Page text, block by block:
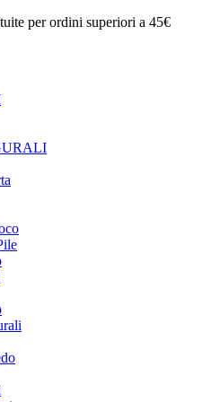
per ordini superiori a 45€